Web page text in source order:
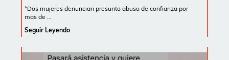
*Dos mujeres denuncian presunto abuso de confianza por
mas de …
Seguir Leyendo